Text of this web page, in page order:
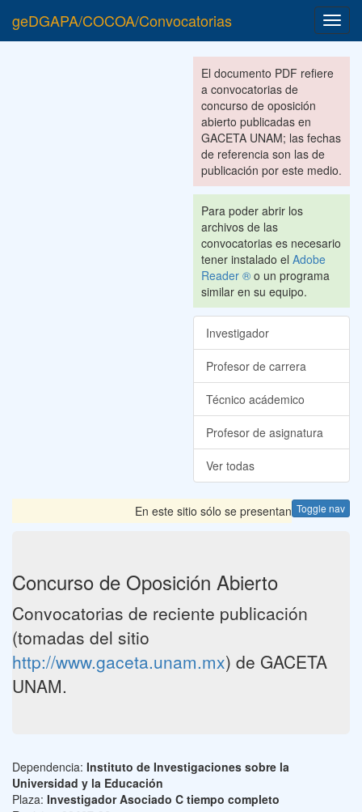
geDGAPA/COCOA/Convocatorias
El documento PDF refiere
a convocatorias de
concurso de oposición
abierto publicadas en
GACETA UNAM; las fechas
de referencia son las de
publicación por este medio.
Para poder abrir los
archivos de las
convocatorias es necesario
tener instalado el Adobe
Reader ® o un programa
similar en su equipo.
Investigador
Profesor de carrera
Técnico acádemico
Profesor de asignatura
Ver todas
Toggle nav
En este sitio sólo se presentan las
Concurso de Oposición Abierto
Convocatorias de reciente publicación
(tomadas del sitio
http://www.gaceta.unam.mx) de GACETA
UNAM.
Dependencia: Instituto de Investigaciones sobre la
Universidad y la Educación
Plaza: Investigador Asociado C tiempo completo